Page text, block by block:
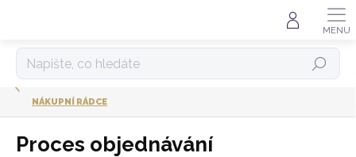
HLEDAT
NÁKUPNÍ RÁDCE
Proces objednávání